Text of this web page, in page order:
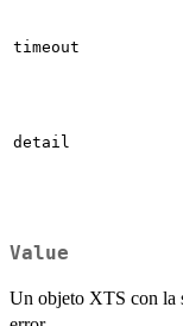
timeout
detail
Value
Un objeto XTS con la